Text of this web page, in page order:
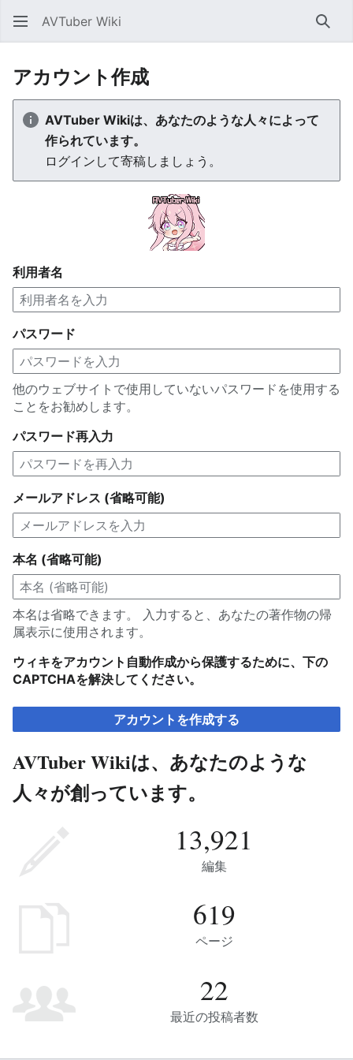
AVTuber Wiki 検索
アカウント作成
AVTuber Wikiは、あなたのような人々によって
作られています。
ログインして寄稿しましょう。
利用者名
パスワード
他のウェブサイトで使用していないパスワードを使用する
ことをお勧めします。
パスワード再入力
メールアドレス (省略可能)
本名 (省略可能)
本名は省略できます。 入力すると、あなたの著作物の帰
属表示に使用されます。
ウィキをアカウント自動作成から保護するために、下の
CAPTCHAを解決してください。
アカウントを作成する
AVTuber Wikiは、あなたのような
人々が創っています。
13,921
編集
619
ページ
22
最近の投稿者数